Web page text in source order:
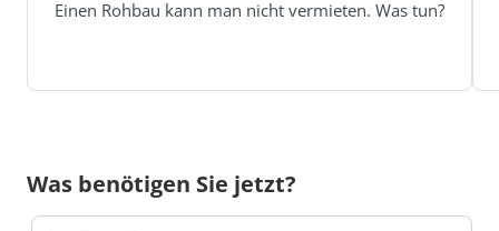
Einen Rohbau kann man nicht vermieten. Was tun?
Was benötigen Sie jetzt?